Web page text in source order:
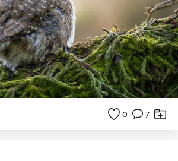
0 7